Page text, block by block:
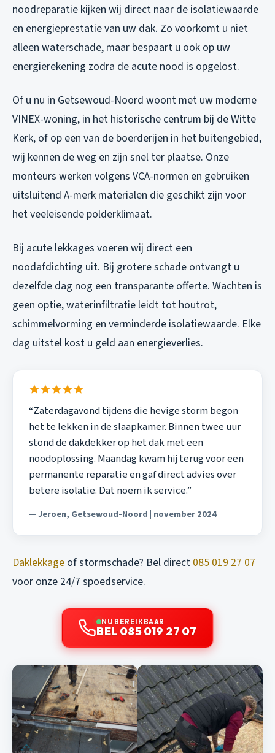
noodreparatie kijken wij direct naar de isolatiewaarde
en energieprestatie van uw dak. Zo voorkomt u niet
alleen waterschade, maar bespaart u ook op uw
energierekening zodra de acute nood is opgelost.
Of u nu in Getsewoud-Noord woont met uw moderne
VINEX-woning, in het historische centrum bij de Witte
Kerk, of op een van de boerderijen in het buitengebied,
wij kennen de weg en zijn snel ter plaatse. Onze
monteurs werken volgens VCA-normen en gebruiken
uitsluitend A-merk materialen die geschikt zijn voor
het veeleisende polderklimaat.
Bij acute lekkages voeren wij direct een
noodafdichting uit. Bij grotere schade ontvangt u
dezelfde dag nog een transparante offerte. Wachten is
geen optie, waterinfiltratie leidt tot houtrot,
schimmelvorming en verminderde isolatiewaarde. Elke
dag uitstel kost u geld aan energieverlies.
“Zaterdagavond tijdens die hevige storm begon
het te lekken in de slaapkamer. Binnen twee uur
stond de dakdekker op het dak met een
noodoplossing. Maandag kwam hij terug voor een
permanente reparatie en gaf direct advies over
betere isolatie. Dat noem ik service.”
— Jeroen, Getsewoud-Noord | november 2024
Daklekkage of stormschade? Bel direct 085 019 27 07
voor onze 24/7 spoedservice.
NU BEREIKBAAR
BEL 085 019 27 07